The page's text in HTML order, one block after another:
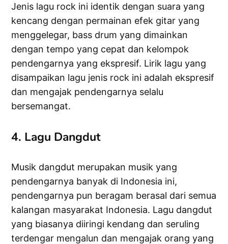
Jenis lagu rock ini identik dengan suara yang
kencang dengan permainan efek gitar yang
menggelegar, bass drum yang dimainkan
dengan tempo yang cepat dan kelompok
pendengarnya yang ekspresif. Lirik lagu yang
disampaikan lagu jenis rock ini adalah ekspresif
dan mengajak pendengarnya selalu
bersemangat.
4. Lagu Dangdut
Musik dangdut merupakan musik yang
pendengarnya banyak di Indonesia ini,
pendengarnya pun beragam berasal dari semua
kalangan masyarakat Indonesia. Lagu dangdut
yang biasanya diiringi kendang dan seruling
terdengar mengalun dan mengajak orang yang